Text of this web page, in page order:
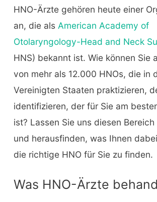
HNO-Ärzte gehören heute einer
an, die als American Academy of
Otolaryngology-Head and Neck
HNS) bekannt ist. Wie können Sie
von mehr als 12.000 HNOs, die in
Vereinigten Staaten praktizieren,
identifizieren, der für Sie am
ist? Lassen Sie uns diesen
und herausfinden, was Ihnen
die richtige HNO für Sie zu finden.
Was HNO-Ärzte